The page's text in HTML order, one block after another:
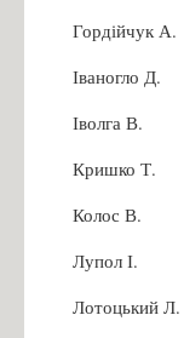
Гордійчук А.
Іваногло Д.
Іволга В.
Кришко Т.
Колос В.
Лупол І.
Лотоцький Л.